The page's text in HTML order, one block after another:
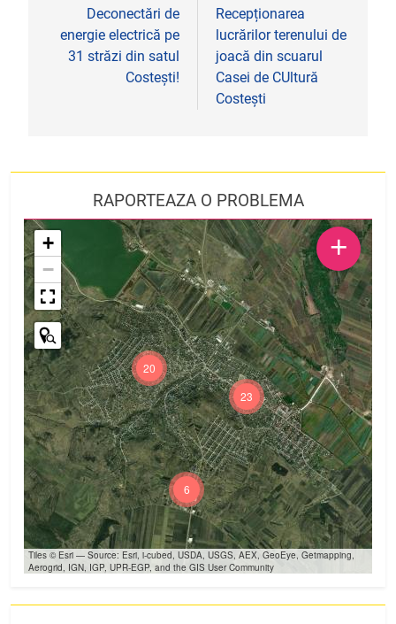
articole
Deconectări de
energie electrică pe
31 străzi din satul
Costești!
Recepționarea
lucrărilor terenului de
joacă din scuarul
Casei de CUltură
Costești
RAPORTEAZA O PROBLEMA
23
20
6
+
−
Tiles © Esri — Source: Esri, i-cubed, USDA, USGS, AEX, GeoEye, Getmapping,
Aerogrid, IGN, IGP, UPR-EGP, and the GIS User Community
+